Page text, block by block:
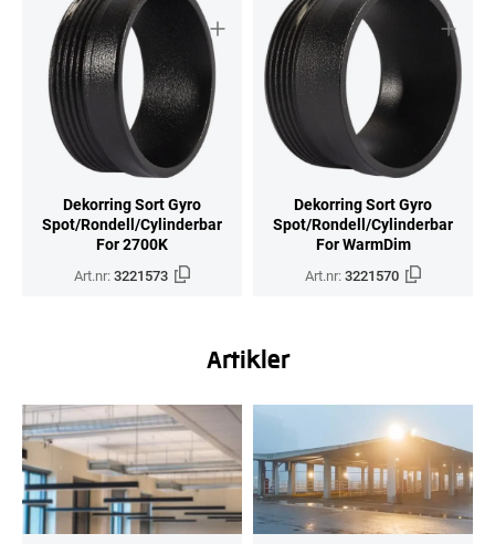
Dekorring Sort Gyro
Spot/Rondell/Cylinderbar
For 2700K
Art.nr:3221573
Dekorring Sort Gyro
Spot/Rondell/Cylinderbar
For WarmDim
Art.nr:3221570
Artikler